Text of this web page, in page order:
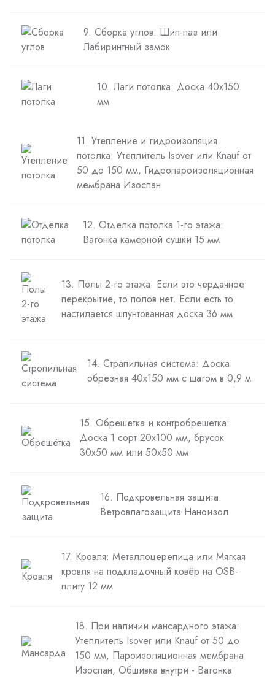
9. Сборка углов: Шип-паз или
Лабиринтный замок
10. Лаги потолка: Доска 40х150
мм
11. Утепление и гидроизоляция
потолка: Утеплитель Isover или Knauf от
50 до 150 мм, Гидропароизоляционная
мембрана Изоспан
12. Отделка потолка 1-го этажа:
Вагонка камерной сушки 15 мм
13. Полы 2-го этажа: Если это чердачное
перекрытие, то полов нет. Если есть то
настилается шпунтованная доска 36 мм
14. Страпильная система: Доска
обрезная 40х150 мм с шагом в 0,9 м
15. Обрешетка и контробрешетка:
Доска 1 сорт 20х100 мм, брусок
30х50 мм или 50х50 мм
16. Подкровельная защита:
Ветровлагозащита Наноизол
17. Кровля: Металлоцерепица или Мягкая
кровля на подкладочный ковёр на OSB-
плиту 12 мм
18. При наличии мансардного этажа:
Утеплитель Isover или Knauf от 50 до
150 мм, Пароизоляционная мембрана
Изоспан, Обшивка внутри - Вагонка